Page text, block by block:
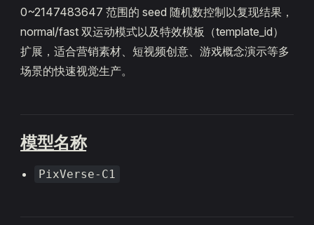
0~2147483647 范围的 seed 随机数控制以复现结果，
normal/fast 双运动模式以及特效模板（template_id）
扩展，适合营销素材、短视频创意、游戏概念演示等多
场景的快速视觉生产。
模型名称
PixVerse-C1